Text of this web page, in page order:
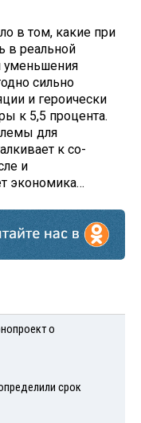
в том, какие при
в реальной
уменьшения
сильно
и героически
к 5,5 процента.
для
к со­
и
экономика…
о
срок